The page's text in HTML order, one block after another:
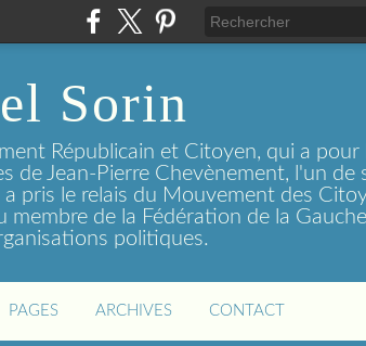
Sorin
Républicain et Citoyen, qui a
de Jean-Pierre Chevènement, l'un de
pris le relais du Mouvement des
de la Fédération de la
politiques.
PAGES ARCHIVES CONTACT